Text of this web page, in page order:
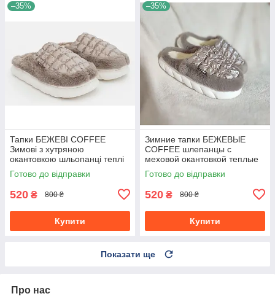
–35%
Тапки БЕЖЕВІ COFFEE
Зимові з хутряною
окантовкою шльопанці теплі
унісекс
Готово до відправки
520 ₴ 800 ₴
Купити
–35%
Зимние тапки БЕЖЕВЫЕ
COFFEE шлепанцы с
меховой окантовкой теплые
без задника унисекс
Готово до відправки
520 ₴ 800 ₴
Купити
Показати ще
Про нас